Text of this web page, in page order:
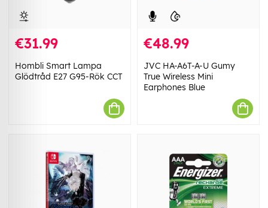
€31.99
Hombli Smart Lampa
Glödtråd E27 G95-Rök CCT
€48.99
JVC HA-A6T-A-U Gumy
True Wireless Mini
Earphones Blue